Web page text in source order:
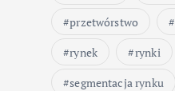
przetwórstwo
rynek
rynki
segmentacja rynku